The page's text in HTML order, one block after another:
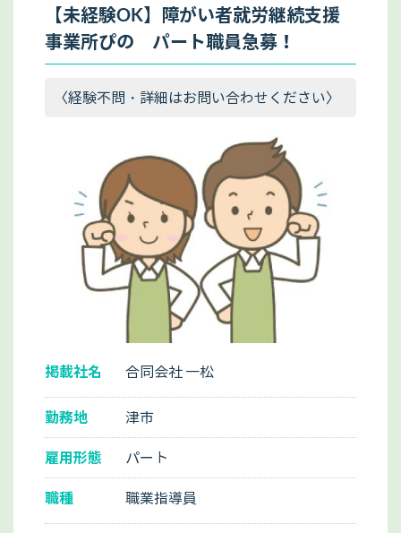
【未経験OK】障がい者就労継続支援
事業所ぴの パート職員急募！
〈経験不問・詳細はお問い合わせください〉
掲載社名 合同会社 一松
勤務地 津市
雇用形態 パート
職種 職業指導員